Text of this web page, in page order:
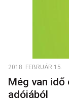
2018. FEBRUÁR 15.
Még van
adójából